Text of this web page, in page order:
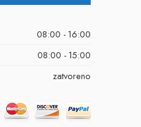
08:00 - 16:00
08:00 - 15:00
zatvoreno